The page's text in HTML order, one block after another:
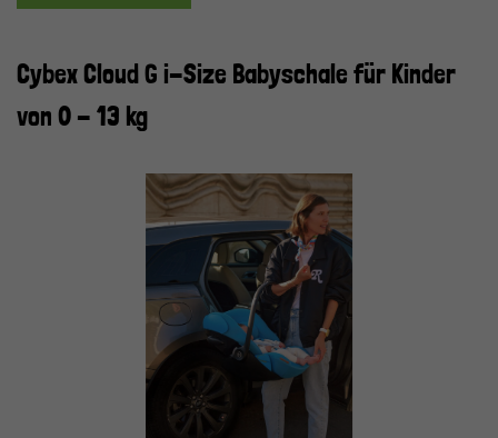
Cybex Cloud G i-Size Babyschale für Kinder
von 0 - 13 kg